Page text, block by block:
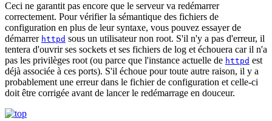
Ceci ne garantit pas encore que le serveur va redémarrer
correctement. Pour vérifier la sémantique des fichiers de
configuration en plus de leur syntaxe, vous pouvez essayer de
démarrer httpd sous un utilisateur non root. S'il n'y a pas d'erreur, il
tentera d'ouvrir ses sockets et ses fichiers de log et échouera car il n'a
pas les privilèges root (ou parce que l'instance actuelle de httpd est
déjà associée à ces ports). S'il échoue pour toute autre raison, il y a
probablement une erreur dans le fichier de configuration et celle-ci
doit être corrigée avant de lancer le redémarrage en douceur.